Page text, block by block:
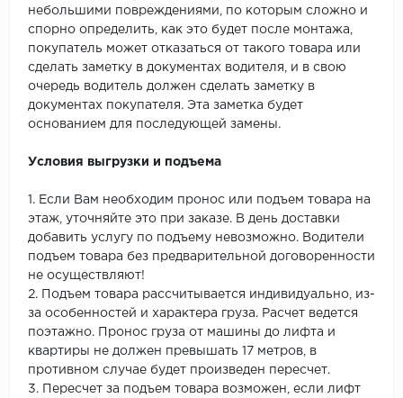
небольшими повреждениями, по которым сложно и
спорно определить, как это будет после монтажа,
покупатель может отказаться от такого товара или
сделать заметку в документах водителя, и в свою
очередь водитель должен сделать заметку в
документах покупателя. Эта заметка будет
основанием для последующей замены.
Условия выгрузки и подъема
1. Если Вам необходим пронос или подъем товара на
этаж, уточняйте это при заказе. В день доставки
добавить услугу по подъему невозможно. Водители
подъем товара без предварительной договоренности
не осуществляют!
2. Подъем товара рассчитывается индивидуально, из-
за особенностей и характера груза. Расчет ведется
поэтажно. Пронос груза от машины до лифта и
квартиры не должен превышать 17 метров, в
противном случае будет произведен пересчет.
3. Пересчет за подъем товара возможен, если лифт